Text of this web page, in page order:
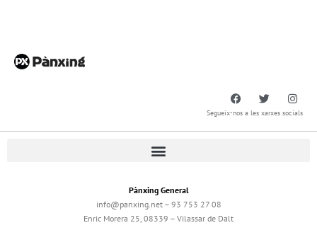
Segueix-nos a les xarxes socials
Pànxing General
info@panxing.net – 93 753 27 08
Enric Morera 25, 08339 – Vilassar de Dalt